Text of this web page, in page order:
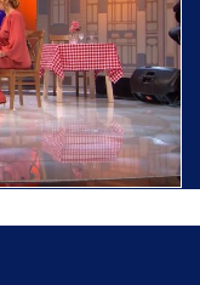
danas iz